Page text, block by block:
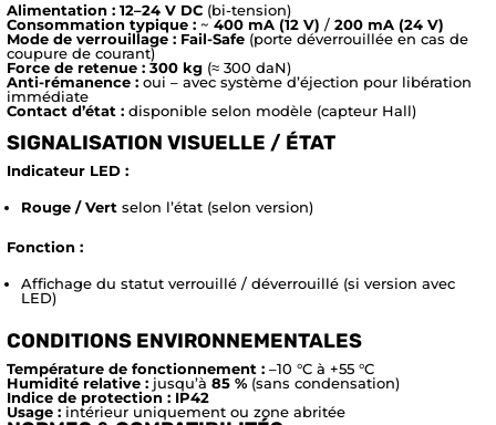
Alimentation : 12–24 V DC (bi-tension)
Consommation typique : ~400 mA (12 V) / 200 mA (24 V)
Mode de verrouillage : Fail-Safe (porte déverrouillée en cas de
coupure de courant)
Force de retenue : 300 kg (≈ 300 daN)
Anti-rémanence : oui – avec système d’éjection pour libération
immédiate
Contact d’état : disponible selon modèle (capteur Hall)
SIGNALISATION VISUELLE / ÉTAT
Indicateur LED :
Rouge / Vert selon l’état (selon version)
Fonction :
Affichage du statut verrouillé / déverrouillé (si version avec
LED)
CONDITIONS ENVIRONNEMENTALES
Température de fonctionnement : –10 °C à +55 °C
Humidité relative : jusqu’à 85 % (sans condensation)
Indice de protection : IP42
Usage : intérieur uniquement ou zone abritée